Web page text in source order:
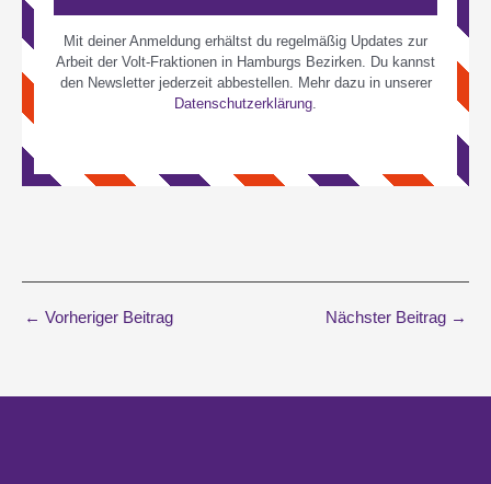
Mit deiner Anmeldung erhältst du regelmäßig Updates zur
Arbeit der Volt-Fraktionen in Hamburgs Bezirken. Du kannst
den Newsletter jederzeit abbestellen. Mehr dazu in unserer
Datenschutzerklärung.
← Vorheriger Beitrag Nächster Beitrag →